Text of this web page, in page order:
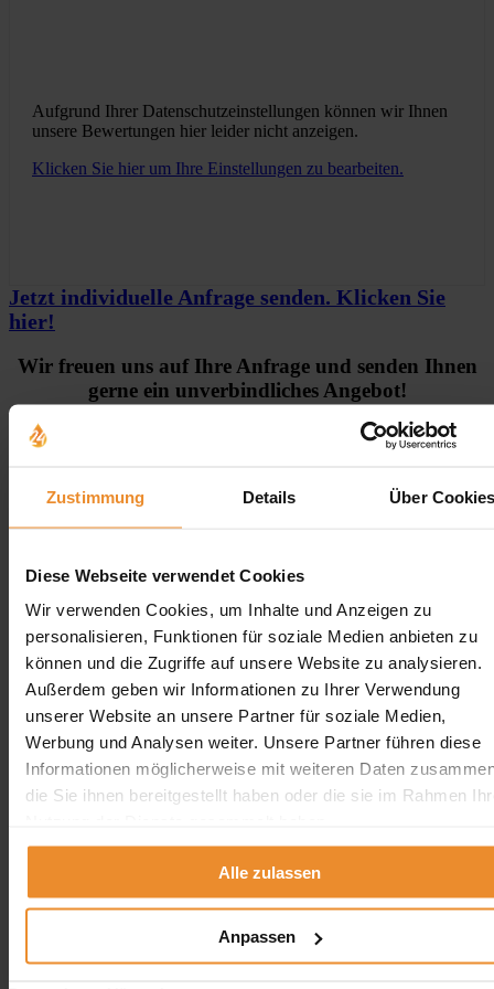
Zustimmung Details Über
Diese Webseite verwendet Cookies
Wir verwenden Cookies, um Inhalte und Anzeigen zu
personalisieren, Funktionen für soziale Medien anbieten zu
können und die Zugriffe auf unsere Website zu analysieren.
Außerdem geben wir Informationen zu Ihrer Verwendung
unserer Website an unsere Partner für soziale Medien,
Werbung und Analysen weiter. Unsere Partner führen diese
Informationen möglicherweise mit weiteren Daten
die Sie ihnen bereitgestellt haben oder die sie im Rahmen
Alle zulassen
Anpassen
Aufgrund Ihrer Datenschutzeinstellungen können wir Ihnen
unsere Bewertungen hier leider nicht anzeigen.
Klicken Sie hier um Ihre Einstellungen zu bearbeiten.
Jetzt individuelle Anfrage senden. Klicken Sie
hier!
Wir freuen uns auf Ihre Anfrage und senden Ihnen
gerne ein unverbindliches Angebot!
Aufgrund Ihrer Datenschutzeinstellungen können wir Ihnen
Klicken Sie hier um Ihre Einstellungen zu bearbeiten.
Kontakt
Wolfgang Schlösser, Willibald Bayern Tank Service GmbH
angebot@oeltank24.com
Impressum & Datenschutz
Impressum